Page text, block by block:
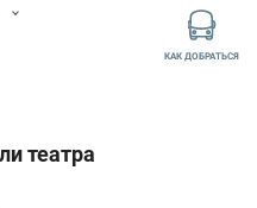
КАК ДОБРАТЬСЯ